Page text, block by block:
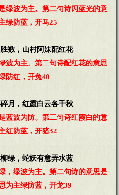
绿波为主。第二句诗闪蓝光的意
绿防蓝，开马25
数，山村阿妹配红花
波为主。第二句诗配红花的意思
防红，开兔40
月，红霞白云各千秋
蓝波为防。第二句诗红霞白的意
红防蓝，开猪32
绿，蛇妖有意弄水蓝
，绿波为主。第二句诗的意思是
为主绿防蓝，开龙39